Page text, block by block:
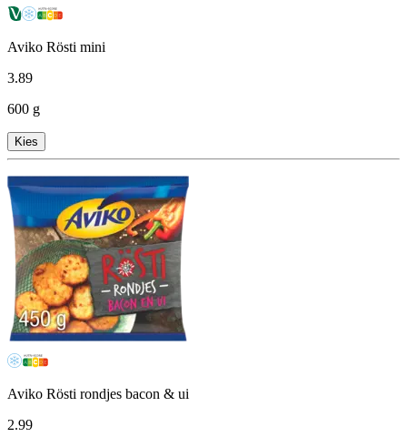
Aviko Rösti mini
3.89
600 g
Kies
Aviko Rösti rondjes bacon & ui
2.99